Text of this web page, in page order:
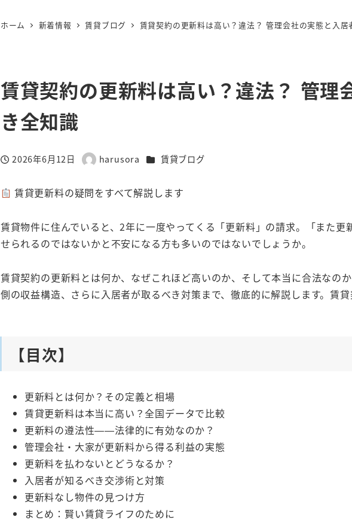
ホーム 新着情報 賃貸ブログ 賃貸契約の更新料は高い？違法？ 管理会社の実態と入居
賃貸契約の更新料は高い？違法？ 管理
き全知識
投稿日
2026年6月12日
著
harusora カテゴリー
賃貸ブログ
賃貸更新料の疑問をすべて解説します
賃貸物件に住んでいると、2年に一度やってくる「更新料」の請求。「また
せられるのではないかと不安になる方も多いのではないでしょうか。
賃貸契約の更新料とは何か、なぜこれほど高いのか、そして本当に合法な
側の収益構造、さらに入居者が取るべき対策まで、徹底的に解説します。賃
【目次】
更新料とは何か？その定義と相場
賃貸更新料は本当に高い？全国データで比較
更新料の遵法性——法律的に有効なのか？
管理会社・大家が更新料から得る利益の実態
更新料を払わないとどうなるか？
入居者が知るべき交渉術と対策
更新料なし物件の見つけ方
まとめ：賢い賃貸ライフのために